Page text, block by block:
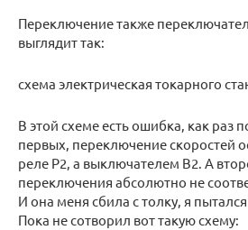
Переключение также
выглядит так:
схема электрическая токарного
В этой схеме есть ошибка, как раз
первых, переключение скоростей
реле Р2, а выключателем В2. А
переключения абсолютно не
И она меня сбила с толку, я
Пока не сотворил вот такую схему: